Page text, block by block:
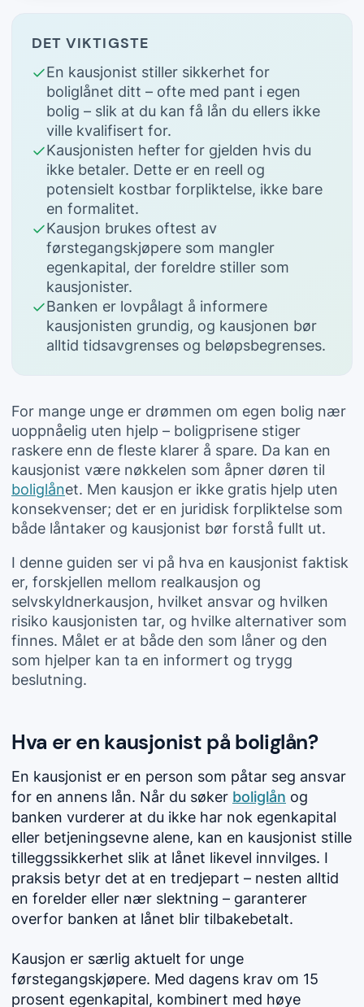
DET VIKTIGSTE
En kausjonist stiller sikkerhet for
boliglånet ditt – ofte med pant i egen
bolig – slik at du kan få lån du ellers ikke
ville kvalifisert for.
Kausjonisten hefter for gjelden hvis du
ikke betaler. Dette er en reell og
potensielt kostbar forpliktelse, ikke bare
en formalitet.
Kausjon brukes oftest av
førstegangskjøpere som mangler
egenkapital, der foreldre stiller som
kausjonister.
Banken er lovpålagt å informere
kausjonisten grundig, og kausjonen bør
alltid tidsavgrenses og beløpsbegrenses.
For mange unge er drømmen om egen bolig nær
uoppnåelig uten hjelp – boligprisene stiger
raskere enn de fleste klarer å spare. Da kan en
kausjonist være nøkkelen som åpner døren til
boliglånet. Men kausjon er ikke gratis hjelp uten
konsekvenser; det er en juridisk forpliktelse som
både låntaker og kausjonist bør forstå fullt ut.
I denne guiden ser vi på hva en kausjonist faktisk
er, forskjellen mellom realkausjon og
selvskyldnerkausjon, hvilket ansvar og hvilken
risiko kausjonisten tar, og hvilke alternativer som
finnes. Målet er at både den som låner og den
som hjelper kan ta en informert og trygg
beslutning.
Hva er en kausjonist på boliglån?
En kausjonist er en person som påtar seg ansvar
for en annens lån. Når du søker boliglån og
banken vurderer at du ikke har nok egenkapital
eller betjeningsevne alene, kan en kausjonist stille
tilleggssikkerhet slik at lånet likevel innvilges. I
praksis betyr det at en tredjepart – nesten alltid
en forelder eller nær slektning – garanterer
overfor banken at lånet blir tilbakebetalt.
Kausjon er særlig aktuelt for unge
førstegangskjøpere. Med dagens krav om 15
prosent egenkapital, kombinert med høye